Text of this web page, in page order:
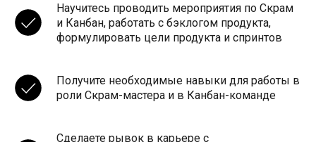
Научитесь проводить мероприятия по Скрам
и Канбан, работать с бэклогом продукта,
формулировать цели продукта и спринтов
Получите необходимые навыки для работы в
роли Скрам-мастера и в Канбан-команде
Сделаете рывок в карьере с